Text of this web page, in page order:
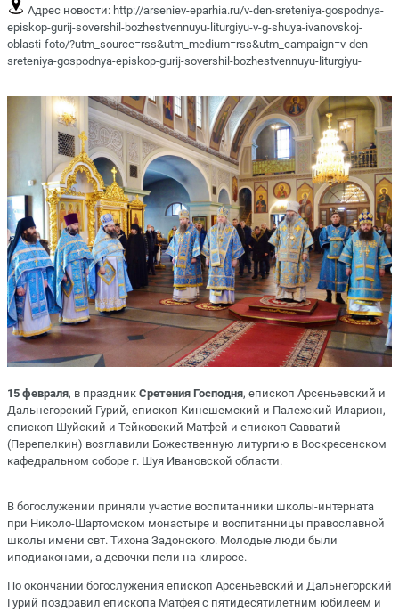
Адрес новости: http://arseniev-eparhia.ru/v-den-sreteniya-gospodnya-
episkop-gurij-sovershil-bozhestvennuyu-liturgiyu-v-g-shuya-ivanovskoj-
oblasti-foto/?utm_source=rss&utm_medium=rss&utm_campaign=v-den-
sreteniya-gospodnya-episkop-gurij-sovershil-bozhestvennuyu-liturgiyu-
15 февраля, в праздник Сретения Господня, епископ Арсеньевский и
Дальнегорский Гурий, епископ Кинешемский и Палехский Иларион,
епископ Шуйский и Тейковский Матфей и епископ Савватий
(Перепелкин) возглавили Божественную литургию в Воскресенском
кафедральном соборе г. Шуя Ивановской области.
В богослужении приняли участие воспитанники школы-интерната
при Николо-Шартомском монастыре и воспитанницы православной
школы имени свт. Тихона Задонского. Молодые люди были
иподиаконами, а девочки пели на клиросе.
По окончании богослужения епископ Арсеньевский и Дальнегорский
Гурий поздравил епископа Матфея с пятидесятилетним юбилеем и